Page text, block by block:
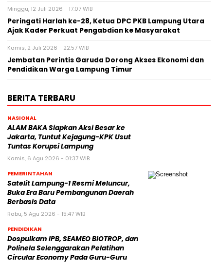
Minggu, 12 Juli 2026 - 17:07 WIB
Peringati Harlah ke-28, Ketua DPC PKB Lampung Utara
Ajak Kader Perkuat Pengabdian ke Masyarakat
Kamis, 2 Juli 2026 - 22:57 WIB
Jembatan Perintis Garuda Dorong Akses Ekonomi dan
Pendidikan Warga Lampung Timur
BERITA TERBARU
NASIONAL
ALAM BAKA Siapkan Aksi Besar ke
Jakarta, Tuntut Kejagung-KPK Usut
Tuntas Korupsi Lampung
Kamis, 6 Agu 2026 - 01:37 WIB
PEMERINTAHAN
Satelit Lampung-1 Resmi Meluncur,
Buka Era Baru Pembangunan Daerah
Berbasis Data
Rabu, 5 Agu 2026 - 15:47 WIB
PENDIDIKAN
Dospulkam IPB, SEAMEO BIOTROP, dan
Polinela Selenggarakan Pelatihan
Circular Economy Pada Guru-Guru